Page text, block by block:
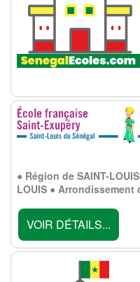
● Région de SAINT-
LOUIS ● Arrondissement
VOIR DÉTAILS...